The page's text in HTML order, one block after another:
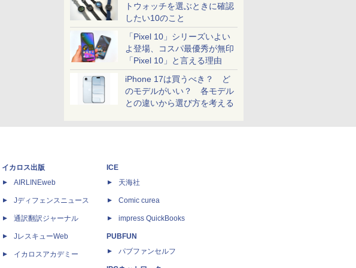
トウォッチを選ぶときに確認
したい10のこと
「Pixel 10」シリーズいよい
よ登場、コスパ最優秀が無印
「Pixel 10」と言える理由
iPhone 17は買うべき？ ど
のモデルがいい？ 各モデル
との違いから選び方を考える
イカロス出版
AIRLINEweb
Jディフェンスニュース
通訳翻訳ジャーナル
JレスキューWeb
イカロスアカデミー
ICE
天海社
Comic curea
impress QuickBooks
PUBFUN
パブファンセルフ